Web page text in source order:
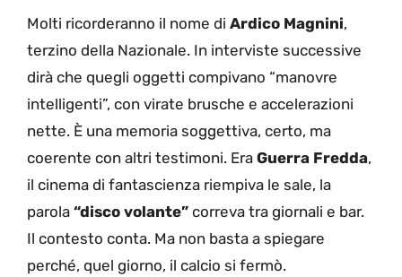
Molti ricorderanno il nome di Ardico Magnini,
terzino della Nazionale. In interviste successive
dirà che quegli oggetti compivano “manovre
intelligenti”, con virate brusche e accelerazioni
nette. È una memoria soggettiva, certo, ma
coerente con altri testimoni. Era Guerra Fredda,
il cinema di fantascienza riempiva le sale, la
parola “disco volante” correva tra giornali e bar.
Il contesto conta. Ma non basta a spiegare
perché, quel giorno, il calcio si fermò.